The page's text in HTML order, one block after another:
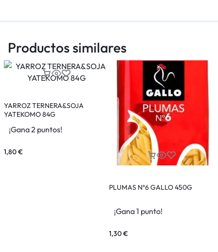
Productos similares
YARROZ TERNERA&SOJA
YATEKOMO 84G
¡Gana 2 puntos!
1,80€
PLUMAS Nº6 GALLO 450G
¡Gana 1 punto!
1,30€